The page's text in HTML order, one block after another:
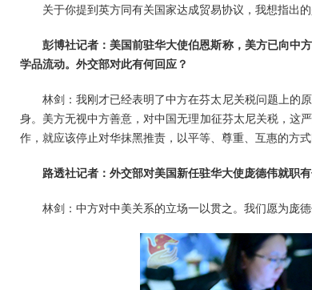
关于你提到英方同有关国家达成贸易协议，我想指出
彭博社记者：美国前驻华大使伯恩斯称，美方已向中
学品流动。外交部对此有何回应？
林剑：我刚才已经表明了中方在芬太尼关税问题上的
身。美方无视中方善意，对中国无理加征芬太尼关税，这
作，就应该停止对华抹黑推责，以平等、尊重、互惠的方
路透社记者：外交部对美国新任驻华大使庞德伟就职
林剑：中方对中美关系的立场一以贯之。我们愿为庞